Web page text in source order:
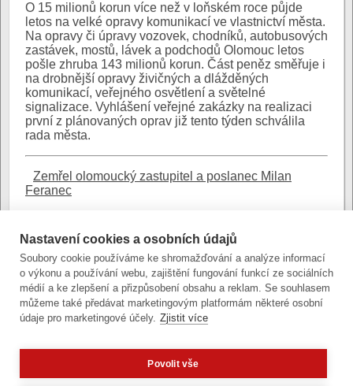
O 15 milionů korun více než v loňském roce půjde
letos na velké opravy komunikací ve vlastnictví města.
Na opravy či úpravy vozovek, chodníků, autobusových
zastávek, mostů, lávek a podchodů Olomouc letos
pošle zhruba 143 milionů korun. Část peněz směřuje i
na drobnější opravy živičných a dlážděných
komunikací, veřejného osvětlení a světelné
signalizace. Vyhlášení veřejné zakázky na realizaci
první z plánovaných oprav již tento týden schválila
rada města.
Zemřel olomoucký zastupitel a poslanec Milan
Feranec
Po dlouhé nemoci zemřel v pátek 10. ledna
olomoucký zastupitel a poslanec Milan Feranec. Bylo
mu 60 let.
Stránky: {1 ,2,3, 4, … ,281} další »
Nastavení cookies a osobních údajů
Soubory cookie používáme ke shromažďování a analýze informací
o výkonu a používání webu, zajištění fungování funkcí ze sociálních
médií a ke zlepšení a přizpůsobení obsahu a reklam. Se souhlasem
můžeme také předávat marketingovým platformám některé osobní
údaje pro marketingové účely. Zjistit více
Povolit vše